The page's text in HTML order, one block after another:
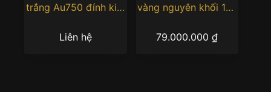
trắng Au750 đính kim
Liên hệ
vàng nguyên khối 18k
79.000.000₫